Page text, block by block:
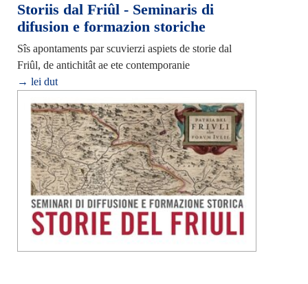
Storiis dal Friûl - Seminaris di
difusion e formazion storiche
Sîs apontaments par scuvierzi aspiets de storie dal
Friûl, de antichitât ae ete contemporanie
→ lei dut